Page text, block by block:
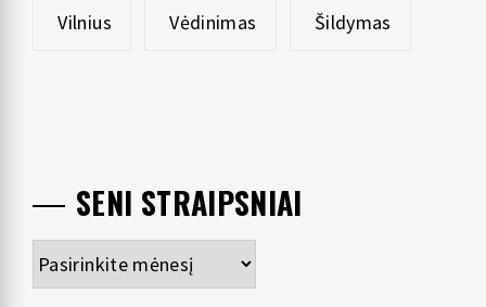
Vilnius Vėdinimas Šildymas
SENI STRAIPSNIAI
Seni
straipsniai